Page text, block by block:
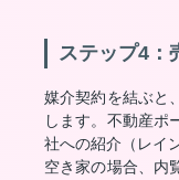
ステップ4：
媒介契約を結ぶと
します。不動産ポ
社への紹介（レイ
空き家の場合、内